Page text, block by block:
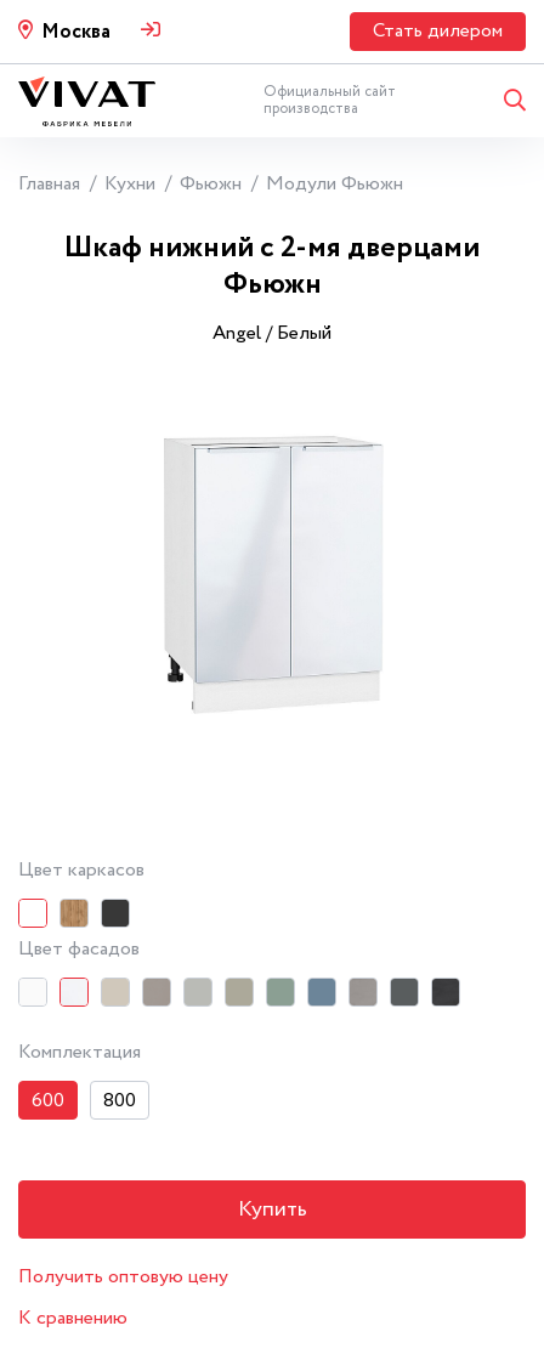
Москва Стать дилером
Официальный сайт
производства
Главная Кухни Фьюжн Модули Фьюжн
Шкаф нижний с 2-мя дверцами
Фьюжн
Angel / Белый
Цвет каркасов
Цвет фасадов
Комплектация
600
800
Купить
Получить оптовую цену
К сравнению